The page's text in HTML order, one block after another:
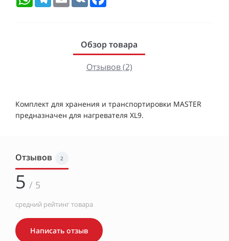
Обзор товара
Отзывов (2)
Комплект для хранения и транспортировки MASTER
предназначен для нагревателя XL9.
Отзывов 2
5 / 5
средний рейтинг товара
Написать отзыв